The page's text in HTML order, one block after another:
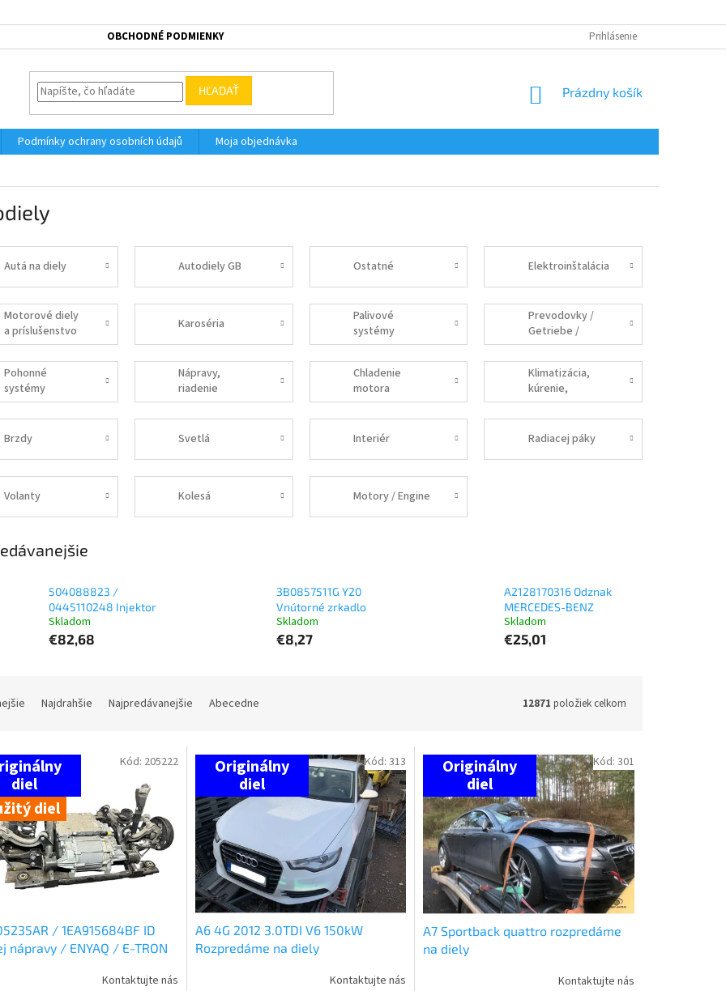
OBCHODNÉ PODMIENKY Prihlásenie
HĽADAŤ
NÁKUPNÝ
Prázdny košík
Podmínky ochrany osobních údajů
Moja objednávka
Autá na diely Autodiely GB Ostatné Elektroinštalácia
Motorové diely
a príslušenstvo
Karoséria
Palivové
systémy
Prevodovky /
Getriebe /
Gearbox
Pohonné
systémy
Nápravy,
riadenie
Chladenie
motora
Klimatizácia,
kúrenie,
vetranie
Brzdy Svetlá Interiér Radiacej páky
Volanty Kolesá Motory / Engine
504088823 /
0445110248 Injektor
Skladom
€82,68
3B0857511G Y20
Vnútorné zrkadlo
Skladom
€8,27
A2128170316 Odznak
MERCEDES-BENZ
Skladom
€25,01
Najdrahšie Najpredávanejšie Abecedne 12871 položiek celkom
diel
/ 1EA915684BF ID
nápravy / ENYAQ / E-TRON
Kontaktujte nás
Kód: 205222
A6 4G 2012 3.0TDI V6 150kW
Rozpredáme na diely
Kontaktujte nás
Kód: 313
A7 Sportback quattro rozpredáme
na diely
Kontaktujte nás
Kód: 301